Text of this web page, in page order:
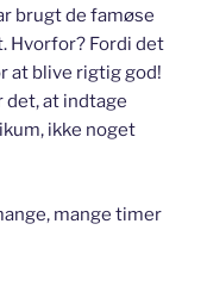
brugt de famøse
Hvorfor? Fordi det
at blive rigtig god!
at indtage
ikke noget
mange timer